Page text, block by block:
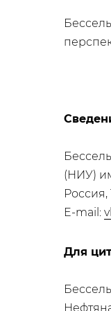
(НИУ)
Россия,
E-mail:
Для